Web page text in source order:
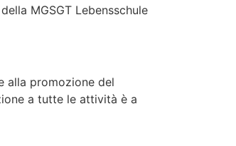
MGSGT Lebensschule
alla promozione del
a tutte le attività è a